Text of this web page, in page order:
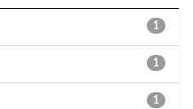
1
1
1